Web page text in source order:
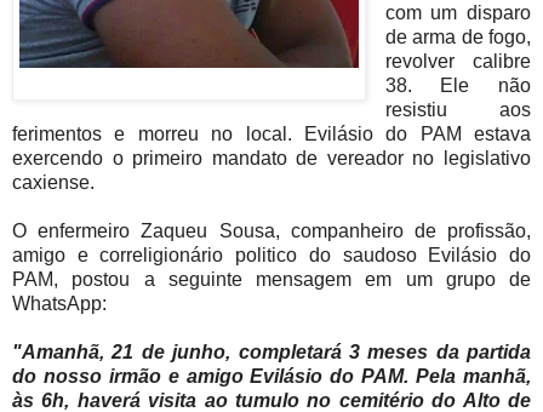
com um disparo
de arma de fogo,
revolver calibre
38. Ele não
resistiu aos
ferimentos e morreu no local. Evilásio do PAM estava
exercendo o primeiro mandato de vereador no legislativo
caxiense.
O enfermeiro Zaqueu Sousa, companheiro de profissão,
amigo e correligionário politico do saudoso Evilásio do
PAM, postou a seguinte mensagem em um grupo de
WhatsApp:
"Amanhã, 21 de junho, completará 3 meses da partida
do nosso irmão e amigo Evilásio do PAM. Pela manhã,
às 6h, haverá visita ao tumulo no cemitério do Alto de